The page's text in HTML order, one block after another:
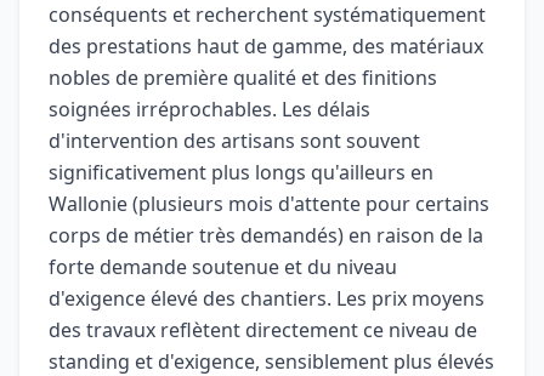
conséquents et recherchent systématiquement
des prestations haut de gamme, des matériaux
nobles de première qualité et des finitions
soignées irréprochables. Les délais
d'intervention des artisans sont souvent
significativement plus longs qu'ailleurs en
Wallonie (plusieurs mois d'attente pour certains
corps de métier très demandés) en raison de la
forte demande soutenue et du niveau
d'exigence élevé des chantiers. Les prix moyens
des travaux reflètent directement ce niveau de
standing et d'exigence, sensiblement plus élevés